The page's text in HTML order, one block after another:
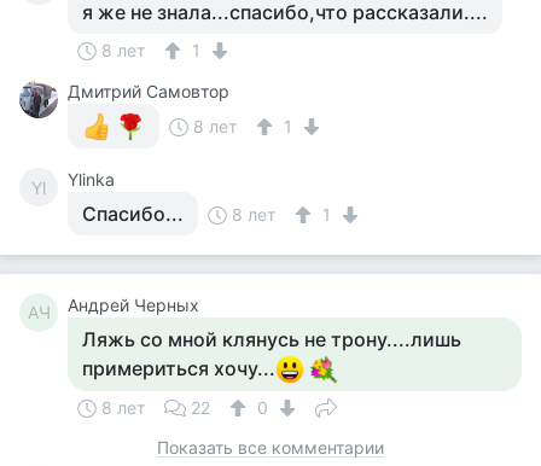
я же не знала...спасибо,что рассказали....
8 лет
1
Дмитрий Самовтор
8 лет
1
Yl Ylinka
Спасибо... 8 лет 1
АЧ Андрей Черных
Ляжь со мной клянусь не трону....лишь
примериться хочу...
8 лет 22
0
Показать все комментарии